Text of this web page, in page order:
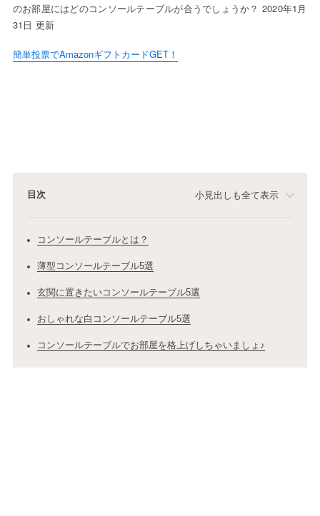
のお部屋にはどのコンソールテーブルが合うでしょうか？ 2020年1月
31日 更新
簡単投票でAmazonギフトカードGET！
目次 小見出しも全て表示
コンソールテーブルとは？
薄型コンソールテーブル5選
玄関に置きたいコンソールテーブル5選
おしゃれな白コンソールテーブル5選
コンソールテーブルでお部屋を格上げしちゃいましょ♪